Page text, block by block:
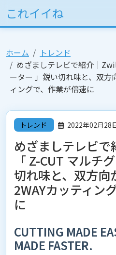
これイイね
ホーム
トレンド
めざましテレビで紹介
ーター 」鋭い切れ味と、双方
ィングで、作業が倍速に
トレンド 2022年02月28
めざましテレビ
「 Z-CUT マルチ
切れ味と、双方向
2WAYカッティン
に
CUTTING MADE
MADE FASTER.